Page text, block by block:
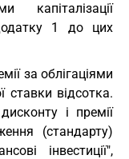
капіталізації
1 до цих
за облігаціями
ставки відсотка.
і премії
(стандарту)
інвестиції",